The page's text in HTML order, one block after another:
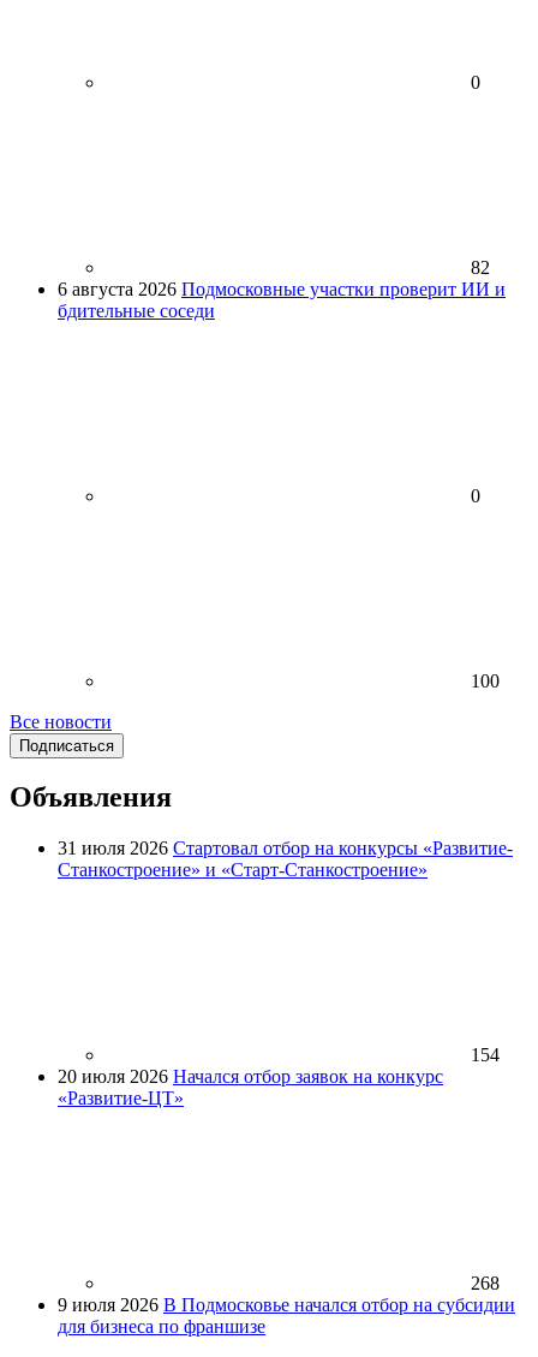
0
82
6 августа 2026 Подмосковные участки проверит ИИ и
бдительные соседи
0
100
Все новости
Подписаться
Объявления
31 июля 2026 Стартовал отбор на конкурсы «Развитие-
Станкостроение» и «Старт-Станкостроение»
154
20 июля 2026 Начался отбор заявок на конкурс
«Развитие-ЦТ»
268
9 июля 2026 В Подмосковье начался отбор на субсидии
для бизнеса по франшизе